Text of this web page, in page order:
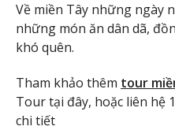
Về miền Tây những ngày
những món ăn dân dã,
khó quên.
Tham khảo thêm tour
Tour tại đây, hoặc liên hệ
chi tiết